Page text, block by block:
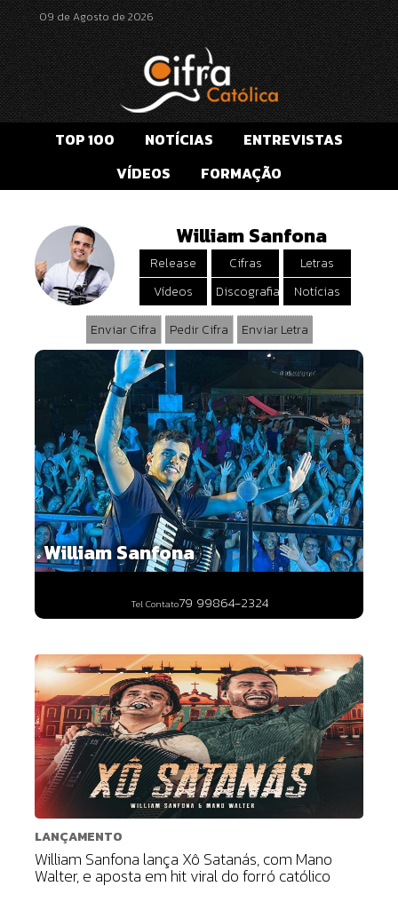
09 de Agosto de 2026
TOP 100 NOTÍCIAS
ENTREVISTAS
VÍDEOS
FORMAÇÃO
William Sanfona
Release Cifras
Letras
Vídeos
Discografia Notícias
Enviar Cifra Pedir Cifra Enviar Letra
William Sanfona
Tel Contato79 99864-2324
LANÇAMENTO
William Sanfona lança Xô Satanás, com Mano
Walter, e aposta em hit viral do forró católico